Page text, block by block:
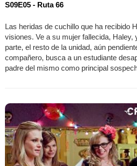
S09E05 - Ruta 66
Las heridas de cuchillo que ha recibido
visiones. Ve a su mujer fallecida, Haley,
parte, el resto de la unidad, aún
compañero, busca a un estudiante
padre del mismo como principal